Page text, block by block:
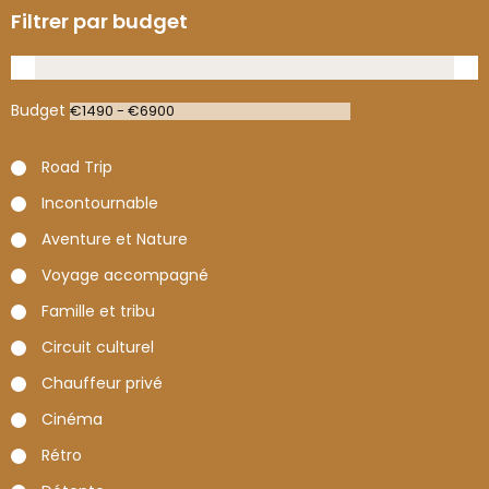
Filtrer par budget
Budget
Road Trip
Incontournable
Aventure et Nature
Voyage accompagné
Famille et tribu
Circuit culturel
Chauffeur privé
Cinéma
Rétro